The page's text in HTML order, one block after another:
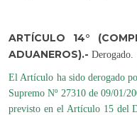
ARTÍCULO 14°
ADUANEROS).- Derogado.
El Artículo ha sido derogado
Supremo Nº 27310 de 09/01/
previsto en el Artículo 15 del